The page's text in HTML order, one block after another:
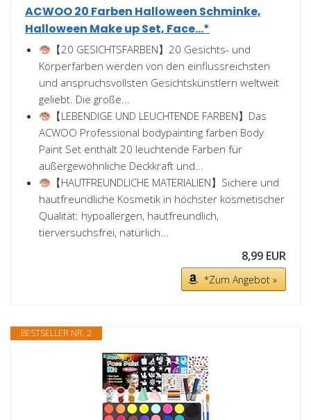
ACWOO 20 Farben Halloween Schminke,
Halloween Make up Set, Face...*
【20 GESICHTSFARBEN】20 Gesichts- und
Körperfarben werden von den einflussreichsten
und anspruchsvollsten Gesichtskünstlern weltweit
geliebt. Die große...
【LEBENDIGE UND LEUCHTENDE FARBEN】Das
ACWOO Professional bodypainting farben Body
Paint Set enthält 20 leuchtende Farben für
außergewöhnliche Deckkraft und...
【HAUTFREUNDLICHE MATERIALIEN】Sichere und
hautfreundliche Kosmetik in höchster kosmetischer
Qualität: hypoallergen, hautfreundlich,
tierversuchsfrei, natürlich...
8,99 EUR
*Zum Angebot »
BESTSELLER NR. 2